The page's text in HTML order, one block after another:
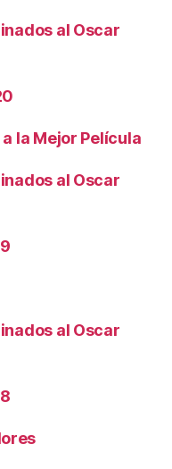
al Oscar
la Mejor Película
al Oscar
al Oscar